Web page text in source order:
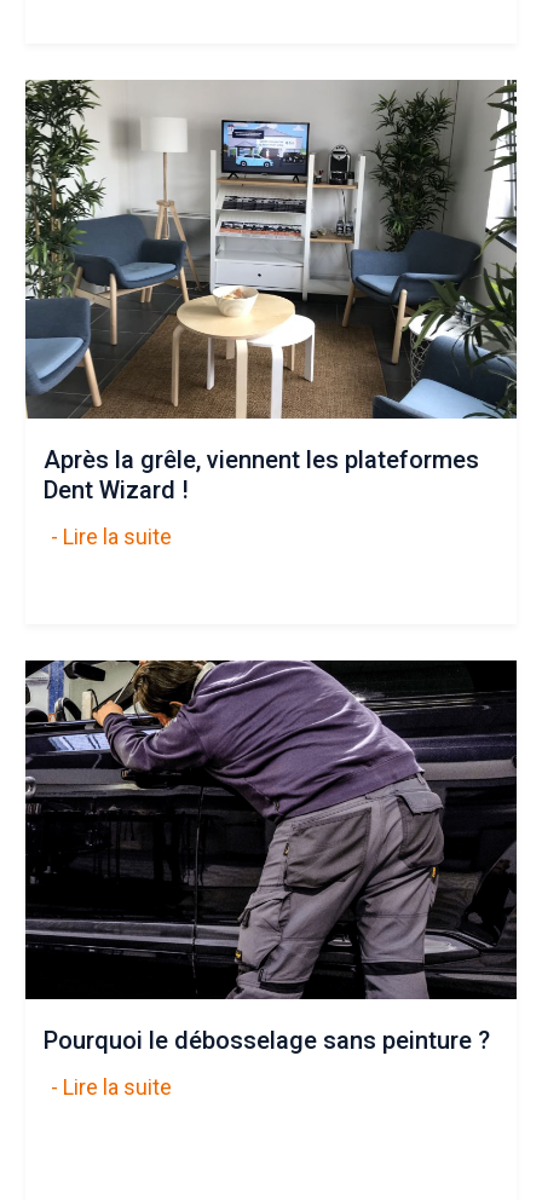
Après la grêle, viennent les plateformes
Dent Wizard !
- Lire la suite
Pourquoi le débosselage sans peinture ?
- Lire la suite